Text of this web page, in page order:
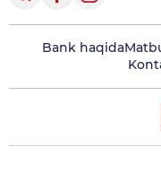
Bank haqida